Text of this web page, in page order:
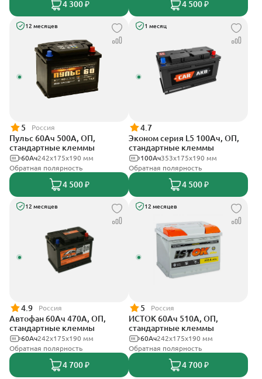
4 300 ₽ 4 500 ₽
12 месяцев
5 Россия
Пульс 60Ач 500А, ОП,
стандартные клеммы
242x175x190 мм
60Ач
Обратная полярность
4 500 ₽
1 месяц
4.7
Эконом серия L5 100Ач, ОП,
стандартные клеммы
353х175х190 мм
100Ач
Обратная полярность
4 500 ₽
12 месяцев
4.9 Россия
Автофан 60Ач 470А, ОП,
стандартные клеммы
242х175х190 мм
60Ач
Обратная полярность
4 700 ₽
12 месяцев
5 Россия
ИСТОК 60Ач 510А, ОП,
стандартные клеммы
242x175x190 мм
60Ач
Обратная полярность
4 700 ₽